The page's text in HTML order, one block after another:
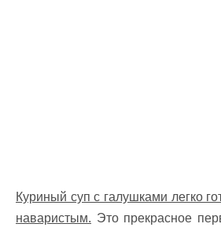
Куриный суп с галушками легко
наваристым. Это прекрасное